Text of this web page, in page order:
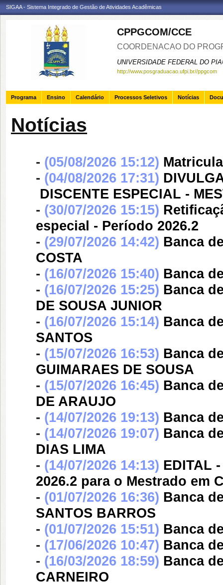
SIGAA - Sistema Integrado de Gestão de Atividades Acadêmicas
CPPGCOM/CCE
COORDENACAO DO
UNIVERSIDADE FEDERAL DO
http://www.posgraduacao.ufpi.br//ppgcom
Programa Ensino Calendário Processos Seletivos Notícias
Notícias
- (05/08/2026 15:12)
- (04/08/2026 17:31)
 DISCENTE ESPECIAL -
- (30/07/2026 15:15)
especial - Período 2026.2
- (29/07/2026 14:42) Banca
COSTA
- (16/07/2026 15:40) Banca
- (16/07/2026 15:25) Banca
DE SOUSA JUNIOR
- (16/07/2026 15:14) Banca
SANTOS
- (15/07/2026 16:53) Banca
GUIMARAES DE SOUSA
- (15/07/2026 16:45) Banca
DE ARAUJO
- (14/07/2026 19:13) Banca
- (14/07/2026 19:07) Banca
DIAS LIMA
- (14/07/2026 14:13) EDITAL
2026.2 para o Mestrado em
- (01/07/2026 16:36) Banca
SANTOS BARROS
- (01/07/2026 15:51) Banca
- (17/06/2026 10:47) Banca
- (16/03/2026 18:59) Banca
CARNEIRO